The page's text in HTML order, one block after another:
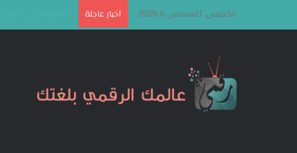
الخميس, أغسطس 6 2026 أخبار عاجلة